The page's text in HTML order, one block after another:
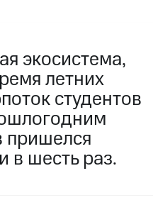
экосистема,
летних
студентов
пришелся
в шесть раз.